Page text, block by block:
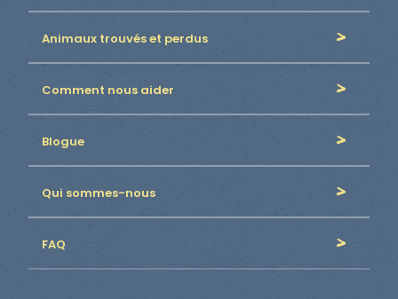
Animaux trouvés et perdus
Comment nous aider
Blogue
Qui sommes-nous
FAQ